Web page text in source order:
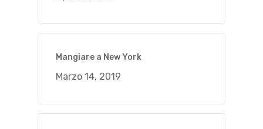
Mangiare a New York
Marzo 14, 2019